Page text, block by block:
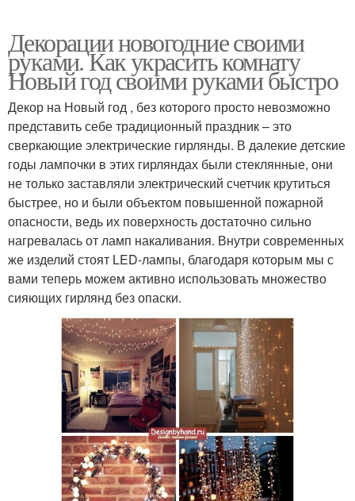
Декорации новогодние своими
руками. Как украсить комнату
Новый год своими руками быстро
Декор на Новый год , без которого просто невозможно
представить себе традиционный праздник – это
сверкающие электрические гирлянды. В далекие детские
годы лампочки в этих гирляндах были стеклянные, они
не только заставляли электрический счетчик крутиться
быстрее, но и были объектом повышенной пожарной
опасности, ведь их поверхность достаточно сильно
нагревалась от ламп накаливания. Внутри современных
же изделий стоят LED-лампы, благодаря которым мы с
вами теперь можем активно использовать множество
сияющих гирлянд без опаски.